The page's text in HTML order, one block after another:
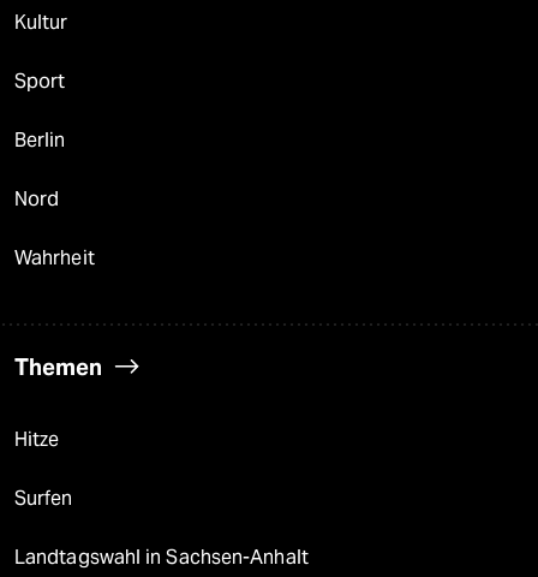
Kultur
Sport
Berlin
Nord
Wahrheit
Themen
Hitze
Surfen
Landtagswahl in Sachsen-Anhalt